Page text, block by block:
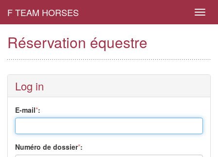
F TEAM HORSES
Réservation équestre
Log in
E-mail*:
Numéro de dossier*: